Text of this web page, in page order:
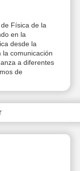
Física de la
en la
desde la
la comunicación
a diferentes
de